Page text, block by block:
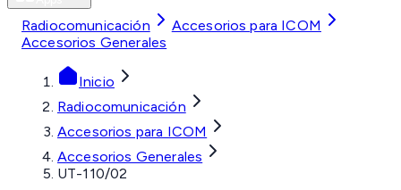
Radiocomunicación
Accesorios para ICOM
Accesorios Generales
Inicio
Radiocomunicación
Accesorios para ICOM
Accesorios Generales
UT-110/02